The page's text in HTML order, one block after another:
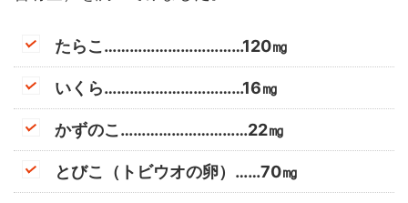
たらこ……………………………120㎎
いくら……………………………16㎎
かずのこ…………………………22㎎
とびこ（トビウオの卵）……70㎎